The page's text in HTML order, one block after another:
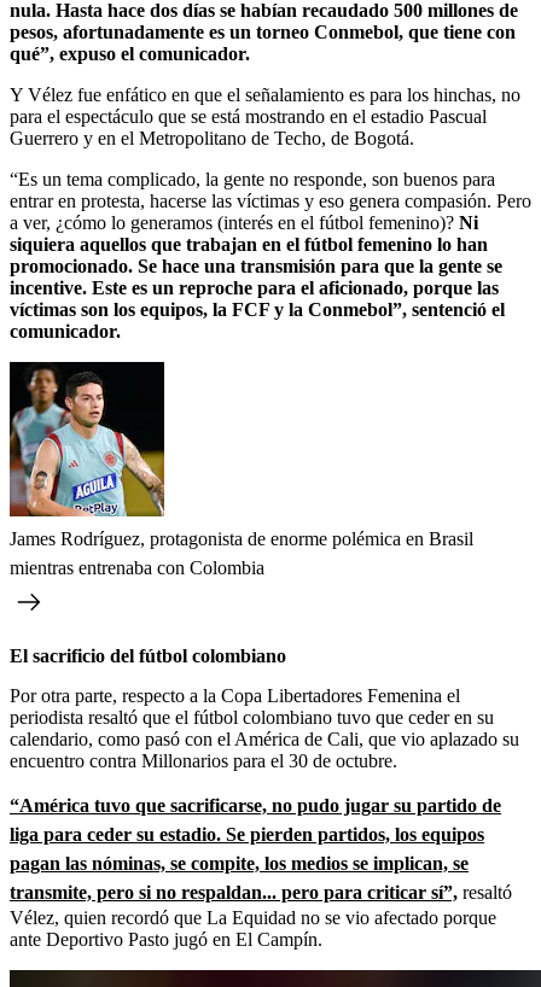
nula. Hasta hace dos días se habían recaudado 500 millones de
pesos, afortunadamente es un torneo Conmebol, que tiene con
qué”, expuso el comunicador.
Y Vélez fue enfático en que el señalamiento es para los hinchas, no
para el espectáculo que se está mostrando en el estadio Pascual
Guerrero y en el Metropolitano de Techo, de Bogotá.
“Es un tema complicado, la gente no responde, son buenos para
entrar en protesta, hacerse las víctimas y eso genera compasión. Pero
a ver, ¿cómo lo generamos (interés en el fútbol femenino)? Ni
siquiera aquellos que trabajan en el fútbol femenino lo han
promocionado. Se hace una transmisión para que la gente se
incentive. Este es un reproche para el aficionado, porque las
víctimas son los equipos, la FCF y la Conmebol”, sentenció el
comunicador.
James Rodríguez, protagonista de enorme polémica en Brasil
mientras entrenaba con Colombia
El sacrificio del fútbol colombiano
Por otra parte, respecto a la Copa Libertadores Femenina el
periodista resaltó que el fútbol colombiano tuvo que ceder en su
calendario, como pasó con el América de Cali, que vio aplazado su
encuentro contra Millonarios para el 30 de octubre.
“América tuvo que sacrificarse, no pudo jugar su partido de
liga para ceder su estadio. Se pierden partidos, los equipos
pagan las nóminas, se compite, los medios se implican, se
transmite, pero si no respaldan... pero para criticar sí”, resaltó
Vélez, quien recordó que La Equidad no se vio afectado porque
ante Deportivo Pasto jugó en El Campín.